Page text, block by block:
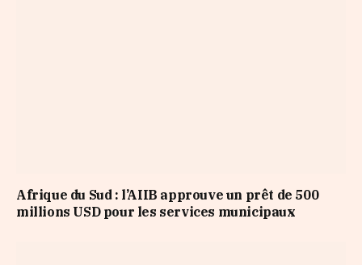
Afrique du Sud : l’AIIB approuve un prêt de 500
millions USD pour les services municipaux